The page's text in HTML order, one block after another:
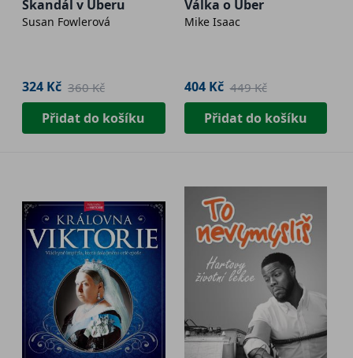
Skandál v Uberu
Susan Fowlerová
324 Kč 360 Kč
Přidat do košíku
Válka o Uber
Mike Isaac
404 Kč 449 Kč
Přidat do košíku